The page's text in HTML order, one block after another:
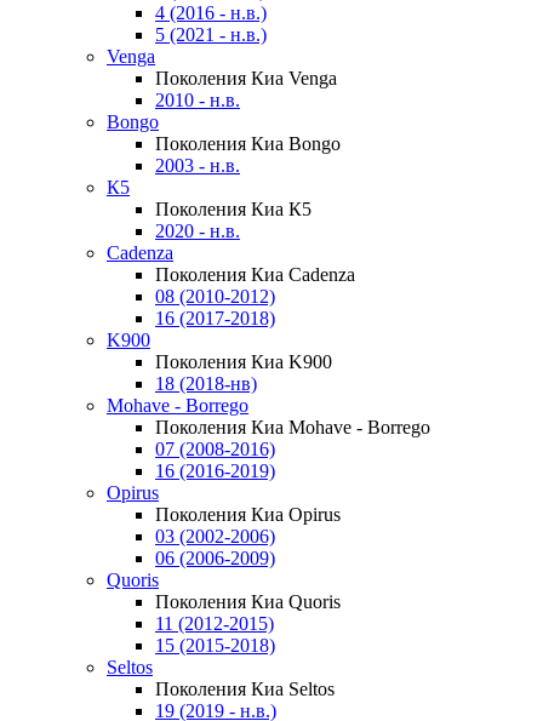
4 (2016 - н.в.)
5 (2021 - н.в.)
Venga
Поколения Киа Venga
2010 - н.в.
Bongo
Поколения Киа Bongo
2003 - н.в.
К5
Поколения Киа К5
2020 - н.в.
Cadenza
Поколения Киа Cadenza
08 (2010-2012)
16 (2017-2018)
K900
Поколения Киа K900
18 (2018-нв)
Mohave - Borrego
Поколения Киа Mohave - Borrego
07 (2008-2016)
16 (2016-2019)
Opirus
Поколения Киа Opirus
03 (2002-2006)
06 (2006-2009)
Quoris
Поколения Киа Quoris
11 (2012-2015)
15 (2015-2018)
Seltos
Поколения Киа Seltos
19 (2019 - н.в.)